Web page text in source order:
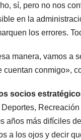
sí, pero no nos
en la
los errores.
manera, vamos a
cuentan conmigo»,
socios
años más difíciles
a los ojos y decir